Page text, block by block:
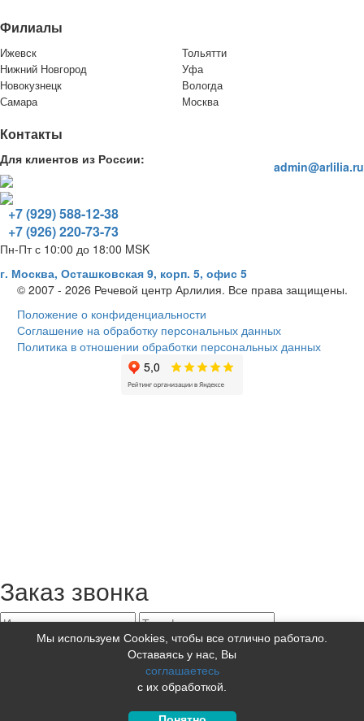
Филиалы
Ижевск
Нижний Новгород
Новокузнецк
Самара
Тольятти
Уфа
Вологда
Москва
Контакты
Для клиентов из России:
+7 (929) 588-12-38
+7 (926) 220-73-73
Пн-Пт с 10:00 до 18:00 MSK
admin@arlilia.ru
г. Москва, Осташковская 9, корп. 5, офис 5
© 2007 - 2026 Речевой центр Арлилия. Все права защищены.
Положение о конфиденциальности
Соглашение на обработку персональных данных
Политика в отношении обработки персональных данных
Заказ звонка
Нажимая кнопку отправить, я даю
согласие на обработку персональных
Мы используем Cookies, чтобы все отлично работало.
Оставаясь у нас, Вы
соглашаетесь
с их обработкой.